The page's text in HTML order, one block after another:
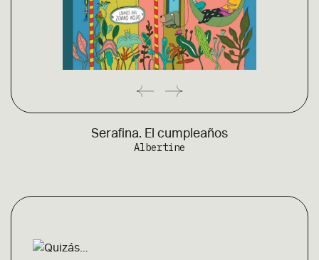
Serafina. El cumpleaños
Albertine